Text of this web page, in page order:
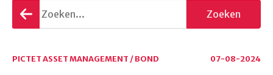
Terug
gaan
Zoeken
PICTET ASSET MANAGEMENT / BOND 07-08-2024